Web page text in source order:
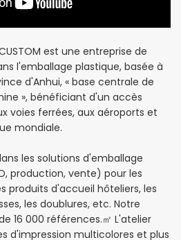
est une entreprise de
l'emballage plastique, basée à
d'Anhui, « base centrale de
», bénéficiant d'un accès
voies ferrées, aux aéroports et
mondiale.
les solutions d'emballage
production, vente) pour les
produits d'accueil hôteliers, les
les doublures, etc. Notre
16 000 références.㎡ L'atelier
d'impression multicolores et plus